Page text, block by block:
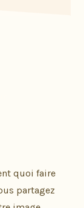
quoi faire
partagez